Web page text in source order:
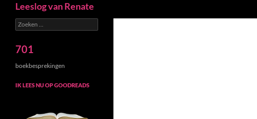
Leeslog van Renate
Zoeken
naar:
701
boekbesprekingen
IK LEES NU OP GOODREADS